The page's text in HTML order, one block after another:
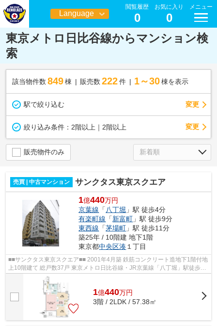
Language
日本語
閲覧履歴
0
お気に入り
0
メニュー
東京メトロ日比谷線からマンション検
索
該当物件数 849棟 販売数 222 件 1～30 棟を表示
駅で絞り込む 変更
絞り込み条件： 2階以上｜2階以上 変更
販売物件のみ
売買 | 中古マンション サンクタス東京スクエア
1億440万円
京葉線 「 八丁堀 」駅 徒歩4分
有楽町線 「新富町 」駅 徒歩9分
東西線 「茅場町 」駅 徒歩11分
築25年 / 10階建 地下1階
東京都中央区湊 １丁目
■■サンクタス東京スクエア■■ 2001年4月築 鉄筋コンクリート造地下1階付地
上10階建て 総戸数37戸 東京メトロ日比谷線・JR京葉線「八丁堀」駅徒歩4
分 東京メトロ有楽町線「新富町」駅...
1億440万円
3階 / 2LDK / 57.38㎡